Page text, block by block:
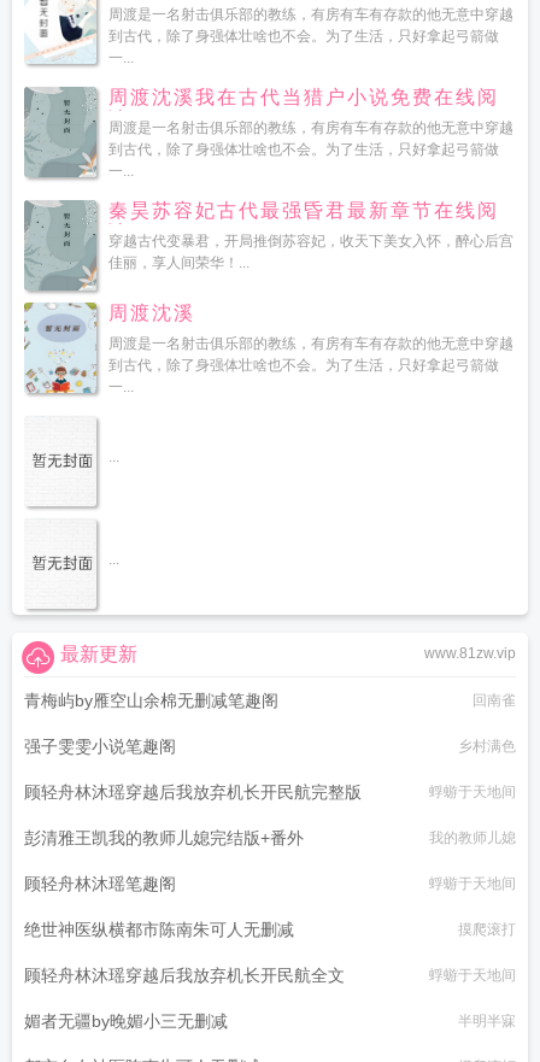
周渡是一名射击俱乐部的教练，有房有车有存款的他无意中穿越
到古代，除了身强体壮啥也不会。为了生活，只好拿起弓箭做
一...
周渡沈溪我在古代当猎户小说免费在线阅
读
周渡是一名射击俱乐部的教练，有房有车有存款的他无意中穿越
到古代，除了身强体壮啥也不会。为了生活，只好拿起弓箭做
一...
秦昊苏容妃古代最强昏君最新章节在线阅
读
穿越古代变暴君，开局推倒苏容妃，收天下美女入怀，醉心后宫
佳丽，享人间荣华！...
周渡沈溪
周渡是一名射击俱乐部的教练，有房有车有存款的他无意中穿越
到古代，除了身强体壮啥也不会。为了生活，只好拿起弓箭做
一...
...
...
www.81zw.vip
最新更新
青梅屿by雁空山余棉无删减笔趣阁 回南雀
强子雯雯小说笔趣阁 乡村满色
顾轻舟林沐瑶穿越后我放弃机长开民航完整版 蜉蝣于天地间
彭清雅王凯我的教师儿媳完结版+番外 我的教师儿媳
顾轻舟林沐瑶笔趣阁 蜉蝣于天地间
绝世神医纵横都市陈南朱可人无删减 摸爬滚打
顾轻舟林沐瑶穿越后我放弃机长开民航全文 蜉蝣于天地间
媚者无疆by晚媚小三无删减 半明半寐